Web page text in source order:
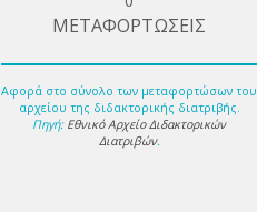
ΜΕΤΑΦΟΡΤΩΣΕΙΣ
Αφορά στο σύνολο των μεταφορτώσων του
αρχείου της διδακτορικής διατριβής.
Πηγή: Εθνικό Αρχείο Διδακτορικών
Διατριβών.